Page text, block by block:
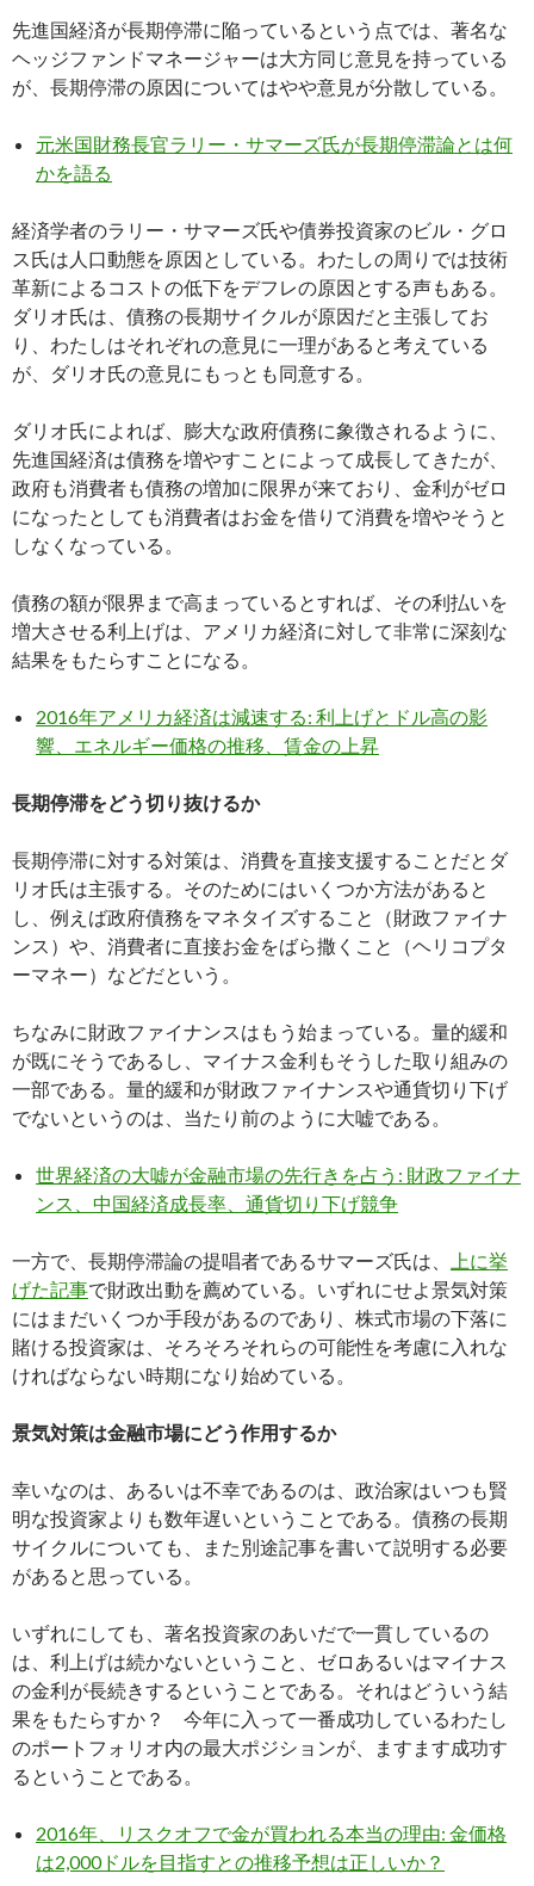
先進国経済が長期停滞に陥っているという点では、著名な
ヘッジファンドマネージャーは大方同じ意見を持っている
が、長期停滞の原因についてはやや意見が分散している。
元米国財務長官ラリー・サマーズ氏が長期停滞論とは何
かを語る
経済学者のラリー・サマーズ氏や債券投資家のビル・グロ
ス氏は人口動態を原因としている。わたしの周りでは技術
革新によるコストの低下をデフレの原因とする声もある。
ダリオ氏は、債務の長期サイクルが原因だと主張してお
り、わたしはそれぞれの意見に一理があると考えている
が、ダリオ氏の意見にもっとも同意する。
ダリオ氏によれば、膨大な政府債務に象徴されるように、
先進国経済は債務を増やすことによって成長してきたが、
政府も消費者も債務の増加に限界が来ており、金利がゼロ
になったとしても消費者はお金を借りて消費を増やそうと
しなくなっている。
債務の額が限界まで高まっているとすれば、その利払いを
増大させる利上げは、アメリカ経済に対して非常に深刻な
結果をもたらすことになる。
2016年アメリカ経済は減速する: 利上げとドル高の影
響、エネルギー価格の推移、賃金の上昇
長期停滞をどう切り抜けるか
長期停滞に対する対策は、消費を直接支援することだとダ
リオ氏は主張する。そのためにはいくつか方法があると
し、例えば政府債務をマネタイズすること（財政ファイナ
ンス）や、消費者に直接お金をばら撒くこと（ヘリコプタ
ーマネー）などだという。
ちなみに財政ファイナンスはもう始まっている。量的緩和
が既にそうであるし、マイナス金利もそうした取り組みの
一部である。量的緩和が財政ファイナンスや通貨切り下げ
でないというのは、当たり前のように大嘘である。
世界経済の大嘘が金融市場の先行きを占う: 財政ファイナ
ンス、中国経済成長率、通貨切り下げ競争
一方で、長期停滞論の提唱者であるサマーズ氏は、
上に挙
げた記事で財政出動を薦めている。いずれにせよ景気対策
にはまだいくつか手段があるのであり、株式市場の下落に
賭ける投資家は、そろそろそれらの可能性を考慮に入れな
ければならない時期になり始めている。
景気対策は金融市場にどう作用するか
幸いなのは、あるいは不幸であるのは、政治家はいつも賢
明な投資家よりも数年遅いということである。債務の長期
サイクルについても、また別途記事を書いて説明する必要
があると思っている。
いずれにしても、著名投資家のあいだで一貫しているの
は、利上げは続かないということ、ゼロあるいはマイナス
の金利が長続きするということである。それはどういう結
果をもたらすか？ 今年に入って一番成功しているわたし
のポートフォリオ内の最大ポジションが、ますます成功す
るということである。
2016年、リスクオフで金が買われる本当の理由: 金価格
は2,000ドルを目指すとの推移予想は正しいか？